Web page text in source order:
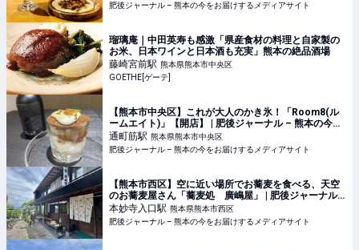
肥後ジャーナル – 熊本の今をお届けするメディアサイト
瑠璃庵｜中田英寿も感激「県産食材の料理と自家製の
お米、日本ワインと日本酒も充実」熊本の絶品酒場
藤崎宮前駅 熊本県熊本市中央区
GOETHE[ゲーテ]
【熊本市中央区】これが大人のかき氷！「Room8(ル
ームエイト)」【開店】 | 肥後ジャーナル – 熊本の今を
お届けするメディアサイト
通町筋駅 熊本県熊本市中央区
肥後ジャーナル – 熊本の今をお届けするメディアサイト
【熊本市西区】空に近い場所でお蕎麦を食べる、天空
のお蕎麦屋さん「蕎麦処 廣嶋屋」 | 肥後ジャーナル –
熊本の今をお届けするメディアサイト
本妙寺入口駅 熊本県熊本市西区
肥後ジャーナル – 熊本の今をお届けするメディアサイト